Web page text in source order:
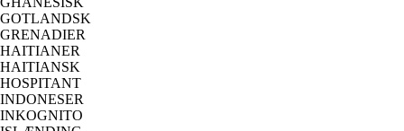
GOTLANDSK
GRENADIER
HAITIANER
HAITIANSK
HOSPITANT
INDONESER
INKOGNITO